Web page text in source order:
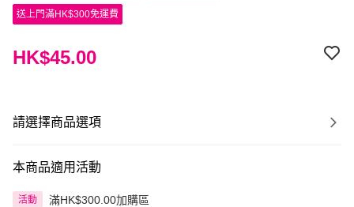
送上門滿HK$300免運費
HK$45.00
請選擇商品選項
本商品適用活動
活動 滿HK$300.00加購區